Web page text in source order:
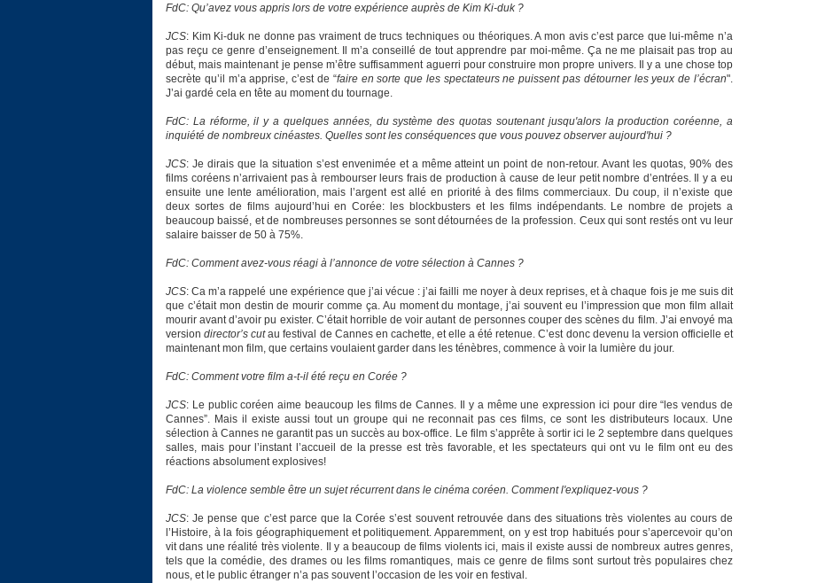
FdC: Qu’avez vous appris lors de votre expérience auprès de Kim Ki-duk ?
JCS: Kim Ki-duk ne donne pas vraiment de trucs techniques ou théoriques. A mon avis c’est parce que lui-même n’a
pas reçu ce genre d’enseignement. Il m’a conseillé de tout apprendre par moi-même. Ça ne me plaisait pas trop au
début, mais maintenant je pense m’être suffisamment aguerri pour construire mon propre univers. Il y a une chose top
secrète qu’il m’a apprise, c’est de “faire en sorte que les spectateurs ne puissent pas détourner les yeux de l’écran".
J’ai gardé cela en tête au moment du tournage.
FdC: La réforme, il y a quelques années, du système des quotas soutenant jusqu'alors la production coréenne, a
inquiété de nombreux cinéastes. Quelles sont les conséquences que vous pouvez observer aujourd'hui ?
JCS: Je dirais que la situation s’est envenimée et a même atteint un point de non-retour. Avant les quotas, 90% des
films coréens n’arrivaient pas à rembourser leurs frais de production à cause de leur petit nombre d’entrées. Il y a eu
ensuite une lente amélioration, mais l’argent est allé en priorité à des films commerciaux. Du coup, il n’existe que
deux sortes de films aujourd’hui en Corée: les blockbusters et les films indépendants. Le nombre de projets a
beaucoup baissé, et de nombreuses personnes se sont détournées de la profession. Ceux qui sont restés ont vu leur
salaire baisser de 50 à 75%.
FdC: Comment avez-vous réagi à l’annonce de votre sélection à Cannes ?
JCS: Ca m’a rappelé une expérience que j’ai vécue : j’ai failli me noyer à deux reprises, et à chaque fois je me suis dit
que c’était mon destin de mourir comme ça. Au moment du montage, j’ai souvent eu l’impression que mon film allait
mourir avant d’avoir pu exister. C’était horrible de voir autant de personnes couper des scènes du film. J’ai envoyé ma
versiondirector’s cutau festival de Cannes en cachette, et elle a été retenue. C’est donc devenu la version officielle et
maintenant mon film, que certains voulaient garder dans les ténèbres, commence à voir la lumière du jour.
FdC: Comment votre film a-t-il été reçu en Corée ?
JCS: Le public coréen aime beaucoup les films de Cannes. Il y a même une expression ici pour dire “les vendus de
Cannes”. Mais il existe aussi tout un groupe qui ne reconnait pas ces films, ce sont les distributeurs locaux. Une
sélection à Cannes ne garantit pas un succès au box-office. Le film s’apprête à sortir ici le 2 septembre dans quelques
salles, mais pour l’instant l’accueil de la presse est très favorable, et les spectateurs qui ont vu le film ont eu des
réactions absolument explosives!
FdC: La violence semble être un sujet récurrent dans le cinéma coréen. Comment l'expliquez-vous ?
JCS: Je pense que c’est parce que la Corée s’est souvent retrouvée dans des situations très violentes au cours de
l’Histoire, à la fois géographiquement et politiquement. Apparemment, on y est trop habitués pour s’apercevoir qu’on
vit dans une réalité très violente. Il y a beaucoup de films violents ici, mais il existe aussi de nombreux autres genres,
tels que la comédie, des drames ou les films romantiques, mais ce genre de films sont surtout très populaires chez
nous, et le public étranger n’a pas souvent l’occasion de les voir en festival.